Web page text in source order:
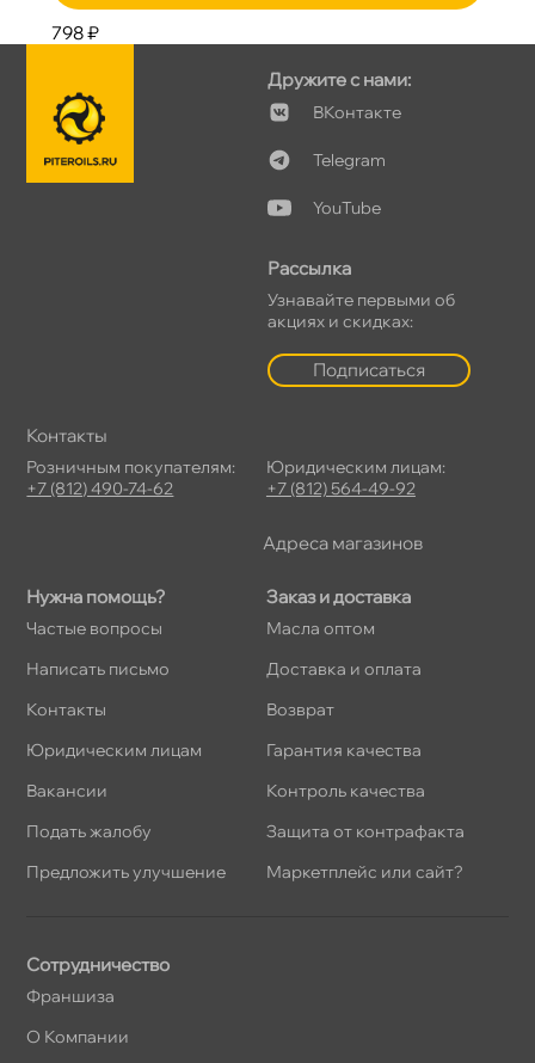
798 ₽
Нужна помощь?
Частые вопросы
Написать письмо
Контакты
Юридическим лицам
акансии
Подать жалобу
Предложить улучшение
Заказ и доставка
Масла оптом
Доставка и оплата
озврат
Гарантия качества
Контроль качества
Защита от контрафакта
Маркетплейс или сайт?
Дружите с нами:
Контакте
Telegram
YouTube
Рассылка
Узнавайте первыми о
акциях и скидках:
Подписаться
Сотрудничество
Франшиза
О Компании
Контакты
Розничным покупателям:
+7 (812) 490-74-62
Юридическим лицам:
+7 (812) 564-49-92
Адреса магазино